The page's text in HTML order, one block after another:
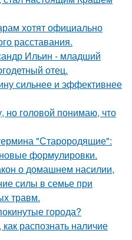
хотят официально
расставания.
Ильин - младший
отец.
сильнее и эффективнее
но головой понимаю, что
"Старородящие":
формулировки.
о домашнем насилии,
силы в семье при
травм.
города?
распознать наличие